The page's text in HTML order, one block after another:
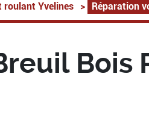
roulant Yvelines > Réparation
Bois